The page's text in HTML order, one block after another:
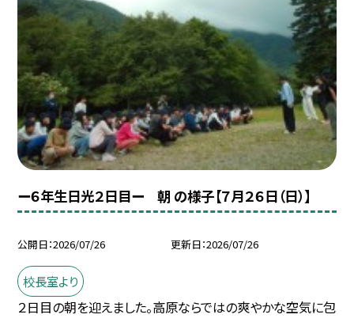
ー６年生日光２日目ー 朝 の様子【７月２６日（日）】
公開日 2026/07/26 更新日 2026/07/26
校長室より
２日目の朝を迎えました。高原ならではの爽やかな空気に包